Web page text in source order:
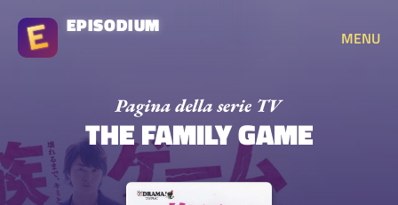
EPISODIUM
MENU
THE FAMILY GAME